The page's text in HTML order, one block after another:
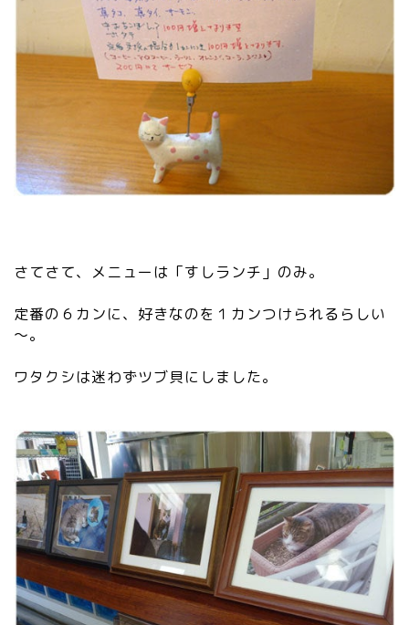
さてさて、メニューは「すしランチ」のみ。
定番の６カンに、好きなのを１カンつけられるらしい
～。
ワタクシは迷わずツブ貝にしました。